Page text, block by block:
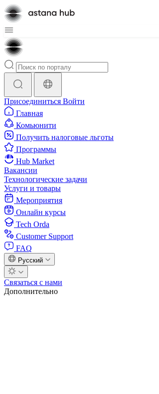
Присоединиться Войти
Главная
Комьюнити
Получить налоговые льготы
Программы
Hub Market
Вакансии
Технологические задачи
Услуги и товары
Мероприятия
Онлайн курсы
Tech Orda
Customer Support
FAQ
Русский
Связаться с нами
Дополнительно